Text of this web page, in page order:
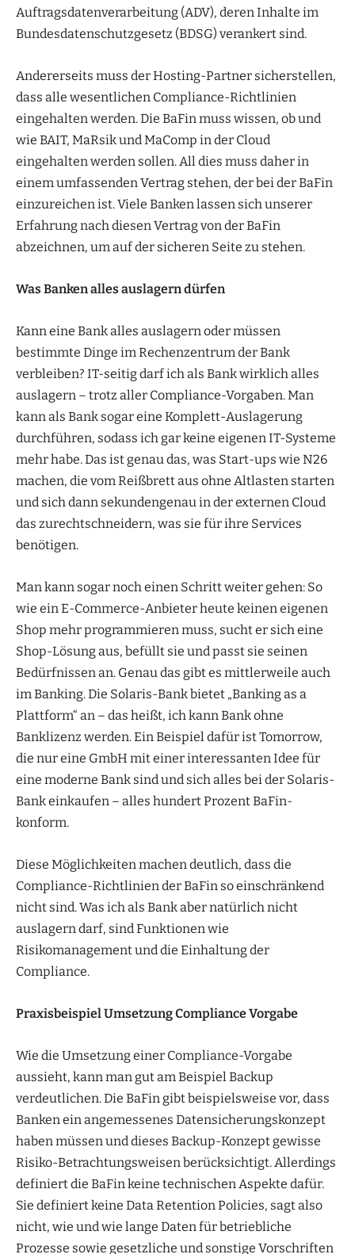
Auftragsdatenverarbeitung (ADV), deren Inhalte im
Bundesdatenschutzgesetz (BDSG) verankert sind.
Andererseits muss der Hosting-Partner sicherstellen,
dass alle wesentlichen Compliance-Richtlinien
eingehalten werden. Die BaFin muss wissen, ob und
wie BAIT, MaRsik und MaComp in der Cloud
eingehalten werden sollen. All dies muss daher in
einem umfassenden Vertrag stehen, der bei der BaFin
einzureichen ist. Viele Banken lassen sich unserer
Erfahrung nach diesen Vertrag von der BaFin
abzeichnen, um auf der sicheren Seite zu stehen.
Was Banken alles auslagern dürfen
Kann eine Bank alles auslagern oder müssen
bestimmte Dinge im Rechenzentrum der Bank
verbleiben? IT-seitig darf ich als Bank wirklich alles
auslagern – trotz aller Compliance-Vorgaben. Man
kann als Bank sogar eine Komplett-Auslagerung
durchführen, sodass ich gar keine eigenen IT-Systeme
mehr habe. Das ist genau das, was Start-ups wie N26
machen, die vom Reißbrett aus ohne Altlasten starten
und sich dann sekundengenau in der externen Cloud
das zurechtschneidern, was sie für ihre Services
benötigen.
Man kann sogar noch einen Schritt weiter gehen: So
wie ein E-Commerce-Anbieter heute keinen eigenen
Shop mehr programmieren muss, sucht er sich eine
Shop-Lösung aus, befüllt sie und passt sie seinen
Bedürfnissen an. Genau das gibt es mittlerweile auch
im Banking. Die Solaris-Bank bietet „Banking as a
Plattform“ an – das heißt, ich kann Bank ohne
Banklizenz werden. Ein Beispiel dafür ist Tomorrow,
die nur eine GmbH mit einer interessanten Idee für
eine moderne Bank sind und sich alles bei der Solaris-
Bank einkaufen – alles hundert Prozent BaFin-
konform.
Diese Möglichkeiten machen deutlich, dass die
Compliance-Richtlinien der BaFin so einschränkend
nicht sind. Was ich als Bank aber natürlich nicht
auslagern darf, sind Funktionen wie
Risikomanagement und die Einhaltung der
Compliance.
Praxisbeispiel Umsetzung Compliance Vorgabe
Wie die Umsetzung einer Compliance-Vorgabe
aussieht, kann man gut am Beispiel Backup
verdeutlichen. Die BaFin gibt beispielsweise vor, dass
Banken ein angemessenes Datensicherungskonzept
haben müssen und dieses Backup-Konzept gewisse
Risiko-Betrachtungsweisen berücksichtigt. Allerdings
definiert die BaFin keine technischen Aspekte dafür.
Sie definiert keine Data Retention Policies, sagt also
nicht, wie und wie lange Daten für betriebliche
Prozesse sowie gesetzliche und sonstige Vorschriften